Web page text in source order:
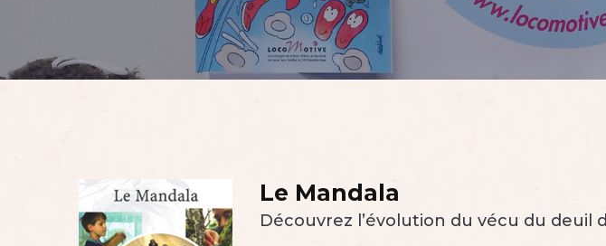
Le Mandala
Découvrez l’évolution du vécu du deuil